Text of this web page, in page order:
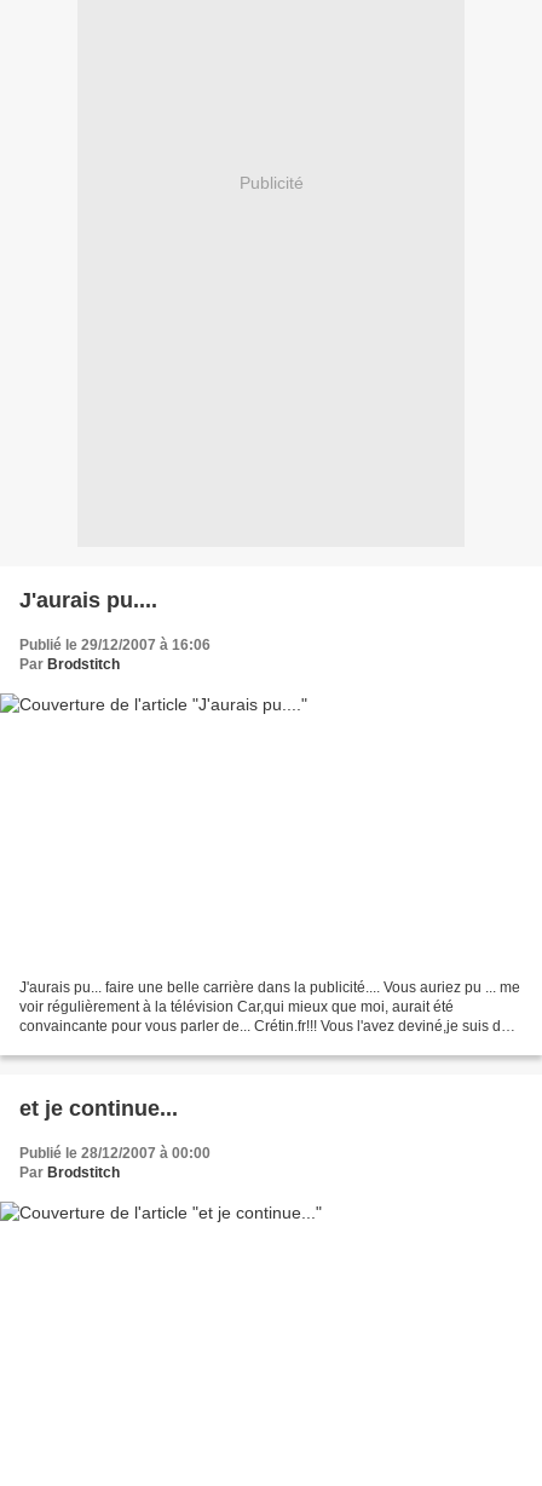
Publicité
J'aurais pu....
Publié le 29/12/2007 à 16:06
Par Brodstitch
J'aurais pu... faire une belle carrière dans la publicité.... Vous auriez pu ... me
voir régulièrement à la télévision Car,qui mieux que moi, aurait été
convaincante pour vous parler de... Crétin.fr!!! Vous l'avez deviné,je suis de
et je continue...
Publié le 28/12/2007 à 00:00
Par Brodstitch